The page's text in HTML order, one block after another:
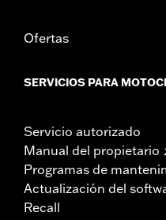
Ofertas
SERVICIOS PARA
Servicio autorizado
Manual del propietario
Programas de
Actualización del
Recall